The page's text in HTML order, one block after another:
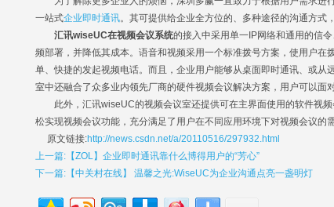
一站式企业即时通讯。其可提供给企业全方位的、多种途径的沟通方式
汇讯wiseUC在视频会议系统的接入中采用单一IP网络和通用的信
频部署，并降低其成本。语音和视频采用一个标准拨号方案，使用户
单、快捷的发起视频电话。而且，企业用户能够从桌面即时通讯、或
室中还融合了众多业内领先厂商的硬件视频会议解决方案，用户可以面
此外，汇讯wiseUC的视频会议室还提供可在主界面使用的软件视频
松实现视频会议功能，充分满足了用户在不同应用环境下对视频会议的需
原文链接:http://news.csdn.net/a/20110516/297932.html
上一篇:【ZOL】企业即时通讯靠什么博得用户的“芳心”
下一篇:【中关村在线】 温馨之光:WiseUC为企业沟通点亮一盏明灯